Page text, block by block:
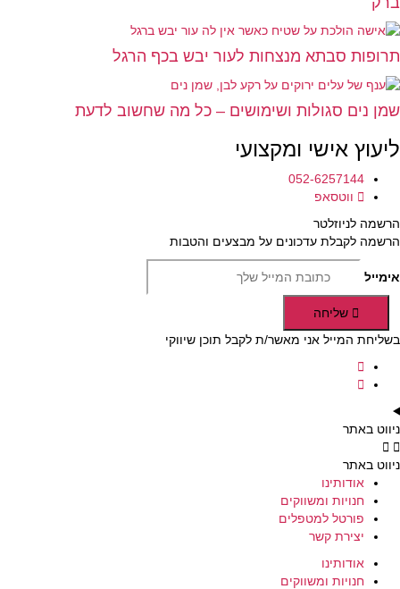
תרופות סבתא מנצחות לעור יבש בכף הרגל
שמן נים סגולות ושימושים – כל מה שחשוב לדעת
ליעוץ אישי ומקצועי
052-6257144
ווטסאפ
הרשמה לניוזלטר
הרשמה לקבלת עדכונים על מבצעים והטבות
אימייל
שליחה
בשליחת המייל אני מאשר/ת לקבל תוכן שיווקי
ניווט באתר
ניווט באתר
אודותינו
חנויות ומשווקים
פורטל למטפלים
יצירת קשר
אודותינו
חנויות ומשווקים